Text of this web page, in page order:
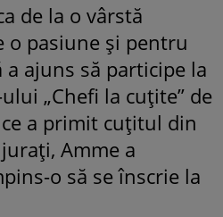
de la o vârstă
o pasiune și pentru
a ajuns să participe la
„Chefi la cuțite” de
a primit cuțitul din
Amme a
o să se înscrie la